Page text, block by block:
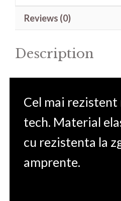
Reviews (0)
Description
Cel mai
tech. Material
cu rezistenta la
amprente.